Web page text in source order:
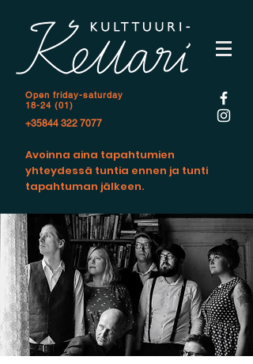
Open friday-saturday
18-24 (01)
+35844 322 7077
Avoinna aina tapahtumien
yhteydessä tuntia ennen ja tunti
tapahtuman jälkeen.